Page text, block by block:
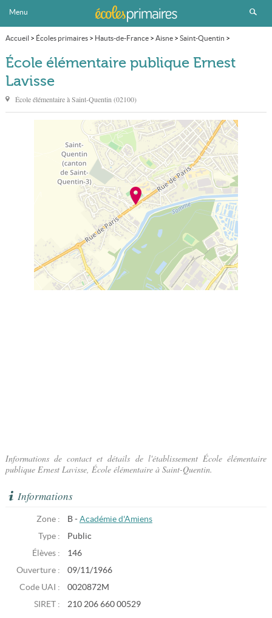
Menu
Accueil > Écoles primaires> Hauts-de-France> Aisne> Saint-Quentin >
École élémentaire publique Ernest Lavisse
École élémentaire publique Ernest
Lavisse
École élémentaire àSaint-Quentin (02100)
Informations de contact et détails de l'établissement École élémentaire
publique Ernest Lavisse, École élémentaire à Saint-Quentin.
Informations
Zone : B - Académie d'Amiens
Type :
Public
Élèves :
146
Ouverture :
09/11/1966
Code UAI :
0020872M
SIRET :
210 206 660 00529